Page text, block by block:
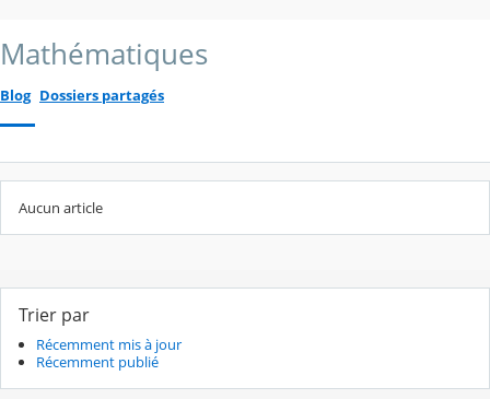
Mathématiques
Blog Dossiers partagés
Aucun article
Trier par
Récemment mis à jour
Récemment publié